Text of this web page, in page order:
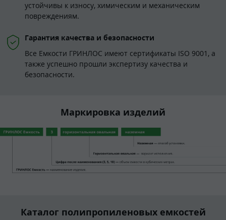
устойчивы к износу, химическим и механическим
повреждениям.
Гарантия качества и безопасности
Все Емкости ГРИНЛОС имеют сертификаты ISO 9001, а
также успешно прошли экспертизу качества и
безопасности.
Маркировка изделий
Каталог полипропиленовых емкостей